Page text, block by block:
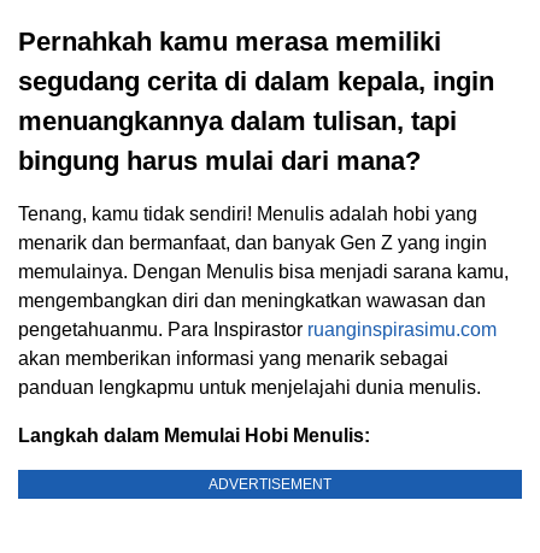
Pernahkah kamu merasa memiliki
segudang cerita di dalam kepala, ingin
menuangkannya dalam tulisan, tapi
bingung harus mulai dari mana?
Tenang, kamu tidak sendiri! Menulis adalah hobi yang
menarik dan bermanfaat, dan banyak Gen Z yang ingin
memulainya. Dengan Menulis bisa menjadi sarana kamu,
mengembangkan diri dan meningkatkan wawasan dan
pengetahuanmu. Para Inspirastor ruanginspirasimu.com
akan memberikan informasi yang menarik sebagai
panduan lengkapmu untuk menjelajahi dunia menulis.
Langkah dalam Memulai Hobi Menulis:
ADVERTISEMENT